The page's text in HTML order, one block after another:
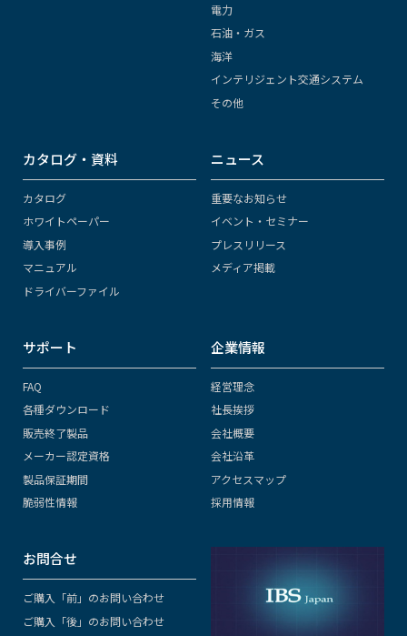
電力
石油・ガス
海洋
インテリジェント交通システム
その他
カタログ・資料
カタログ
ホワイトペーパー
導入事例
マニュアル
ドライバーファイル
ニュース
重要なお知らせ
イベント・セミナー
プレスリリース
メディア掲載
サポート
FAQ
各種ダウンロード
販売終了製品
メーカー認定資格
製品保証期間
脆弱性情報
企業情報
経営理念
社長挨拶
会社概要
会社沿革
アクセスマップ
採用情報
お問合せ
ご購入「前」のお問い合わせ
ご購入「後」のお問い合わせ